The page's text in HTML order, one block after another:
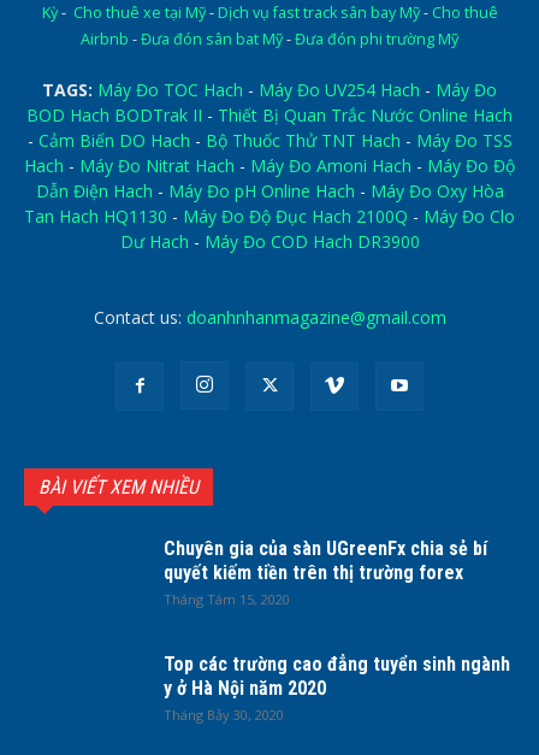
Kỳ- Cho thuê xe tại Mỹ- Dịch vụ fast track sân bay Mỹ- Cho thuê
Airbnb -Đưa đón sân bat Mỹ-Đưa đón phi trường Mỹ
TAGS: Máy Đo TOC Hach - Máy Đo UV254 Hach - Máy Đo
BOD Hach BODTrak II - Thiết Bị Quan Trắc Nước Online Hach
- Cảm Biến DO Hach - Bộ Thuốc Thử TNT Hach - Máy Đo TSS
Hach - Máy Đo Nitrat Hach - Máy Đo Amoni Hach - Máy Đo Độ
Dẫn Điện Hach - Máy Đo pH Online Hach - Máy Đo Oxy Hòa
Tan Hach HQ1130 - Máy Đo Độ Đục Hach 2100Q - Máy Đo Clo
Dư Hach - Máy Đo COD Hach DR3900
Contact us: doanhnhanmagazine@gmail.com
BÀI VIẾT XEM NHIỀU
Chuyên gia của sàn UGreenFx chia sẻ bí
quyết kiếm tiền trên thị trường forex
Tháng Tám 15, 2020
Top các trường cao đẳng tuyển sinh ngành
y ở Hà Nội năm 2020
Tháng Bảy 30, 2020